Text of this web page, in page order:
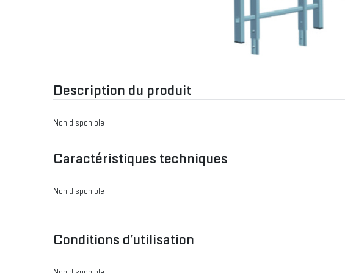
Description du produit
Non disponible
Caractéristiques techniques
Non disponible
Conditions d’utilisation